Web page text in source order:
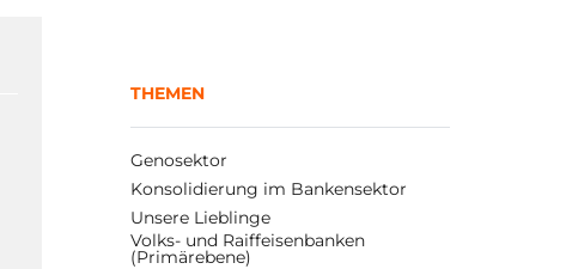
THEMEN
Genosektor
Konsolidierung im Bankensektor
Unsere Lieblinge
Volks- und Raiffeisenbanken
(Primärebene)